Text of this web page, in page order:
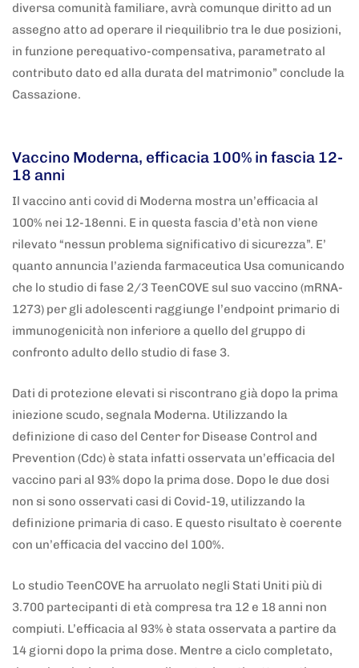
diversa comunità familiare, avrà comunque diritto ad un
assegno atto ad operare il riequilibrio tra le due posizioni,
in funzione perequativo-compensativa, parametrato al
contributo dato ed alla durata del matrimonio” conclude la
Cassazione.
Vaccino Moderna, efficacia 100% in fascia 12-
18 anni
Il vaccino anti covid di Moderna mostra un’efficacia al
100% nei 12-18enni. E in questa fascia d’età non viene
rilevato “nessun problema significativo di sicurezza”. E’
quanto annuncia l’azienda farmaceutica Usa comunicando
che lo studio di fase 2/3 TeenCOVE sul suo vaccino (mRNA-
1273) per gli adolescenti raggiunge l’endpoint primario di
immunogenicità non inferiore a quello del gruppo di
confronto adulto dello studio di fase 3.
Dati di protezione elevati si riscontrano già dopo la prima
iniezione scudo, segnala Moderna. Utilizzando la
definizione di caso del Center for Disease Control and
Prevention (Cdc) è stata infatti osservata un’efficacia del
vaccino pari al 93% dopo la prima dose. Dopo le due dosi
non si sono osservati casi di Covid-19, utilizzando la
definizione primaria di caso. E questo risultato è coerente
con un’efficacia del vaccino del 100%.
Lo studio TeenCOVE ha arruolato negli Stati Uniti più di
3.700 partecipanti di età compresa tra 12 e 18 anni non
compiuti. L’efficacia al 93% è stata osservata a partire da
14 giorni dopo la prima dose. Mentre a ciclo completato,